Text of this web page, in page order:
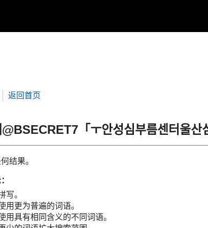
返回首页
@BSECRET7「ㅜ안성심부름센터울
结果。
写。
用更为普遍的词语。
用具有相同含义的不同词语。